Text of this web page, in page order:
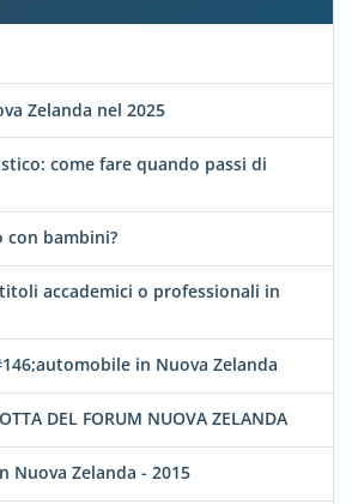
Zelanda nel 2025
come fare quando passi di
con bambini?
accademici o professionali in
in Nuova Zelanda
DEL FORUM NUOVA ZELANDA
Nuova Zelanda - 2015